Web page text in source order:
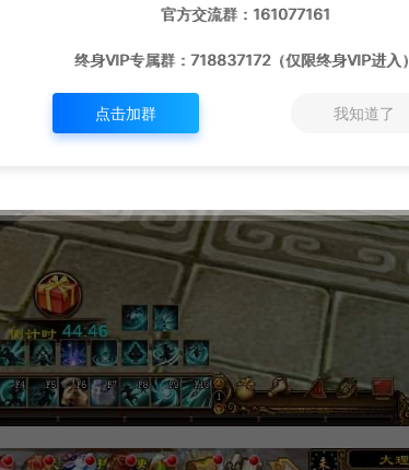
官方交流群：161077161
终身VIP专属群：718837172（仅限终身VIP进入）
点击加群 我知道了